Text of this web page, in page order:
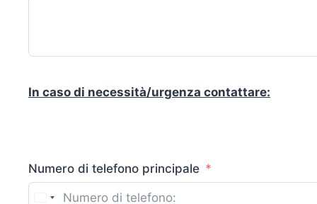
In caso di necessità/urgenza contattare:
Numero di telefono principale